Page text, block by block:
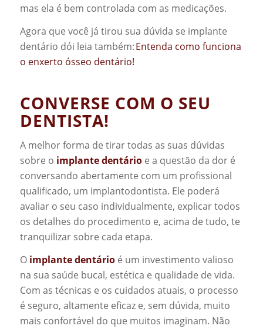
mas ela é bem controlada com as medicações.
Agora que você já tirou sua dúvida se implante
dentário dói leia também:Entenda como funciona
o enxerto ósseo dentário!
CONVERSE COM O SEU
DENTISTA!
A melhor forma de tirar todas as suas dúvidas
sobre o implante dentário e a questão da dor é
conversando abertamente com um profissional
qualificado, um implantodontista. Ele poderá
avaliar o seu caso individualmente, explicar todos
os detalhes do procedimento e, acima de tudo, te
tranquilizar sobre cada etapa.
O implante dentárioé um investimento valioso
na sua saúde bucal, estética e qualidade de vida.
Com as técnicas e os cuidados atuais, o processo
é seguro, altamente eficaz e, sem dúvida, muito
mais confortável do que muitos imaginam. Não